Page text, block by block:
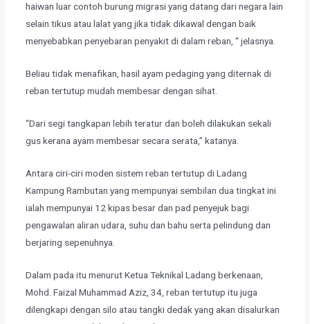
haiwan luar contoh burung migrasi yang datang dari negara lain
selain tikus atau lalat yang jika tidak dikawal dengan baik
menyebabkan penyebaran penyakit di dalam reban, “ jelasnya.
Beliau tidak menafikan, hasil ayam pedaging yang diternak di
reban tertutup mudah membesar dengan sihat.
“Dari segi tangkapan lebih teratur dan boleh dilakukan sekali
gus kerana ayam membesar secara serata,” katanya.
Antara ciri-ciri moden sistem reban tertutup di Ladang
Kampung Rambutan yang mempunyai sembilan dua tingkat ini
ialah mempunyai 12 kipas besar dan pad penyejuk bagi
pengawalan aliran udara, suhu dan bahu serta pelindung dan
berjaring sepenuhnya.
Dalam pada itu menurut Ketua Teknikal Ladang berkenaan,
Mohd. Faizal Muhammad Aziz, 34, reban tertutup itu juga
dilengkapi dengan silo atau tangki dedak yang akan disalurkan